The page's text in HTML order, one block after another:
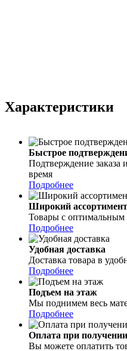
Характеристики
Быстрое
Подтверждение заказа
время
Подробнее
Широкий ассортимент
Товары с оптимальным
Подробнее
Удобная доставка
Доставка товара в
Подробнее
Подъем на этаж
Мы поднимем весь
Подробнее
Оплата при получении
Вы можете оплатить